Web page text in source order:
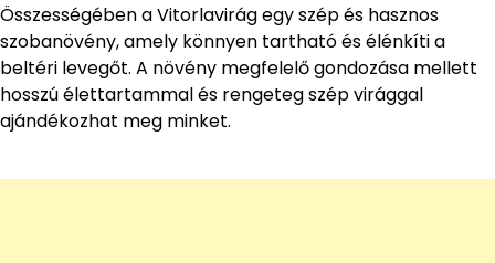
Összességében a Vitorlavirág egy szép és hasznos
szobanövény, amely könnyen tartható és élénkíti a
beltéri levegőt. A növény megfelelő gondozása mellett
hosszú élettartammal és rengeteg szép virággal
ajándékozhat meg minket.